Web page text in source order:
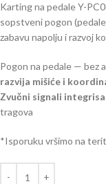
Karting na pedale Y-
sopstveni pogon
zabavu napolju i razvoj
Pogon na pedale — bez
razvija mišiće i
Zvučni signali
tragova
*Isporuku vršimo na